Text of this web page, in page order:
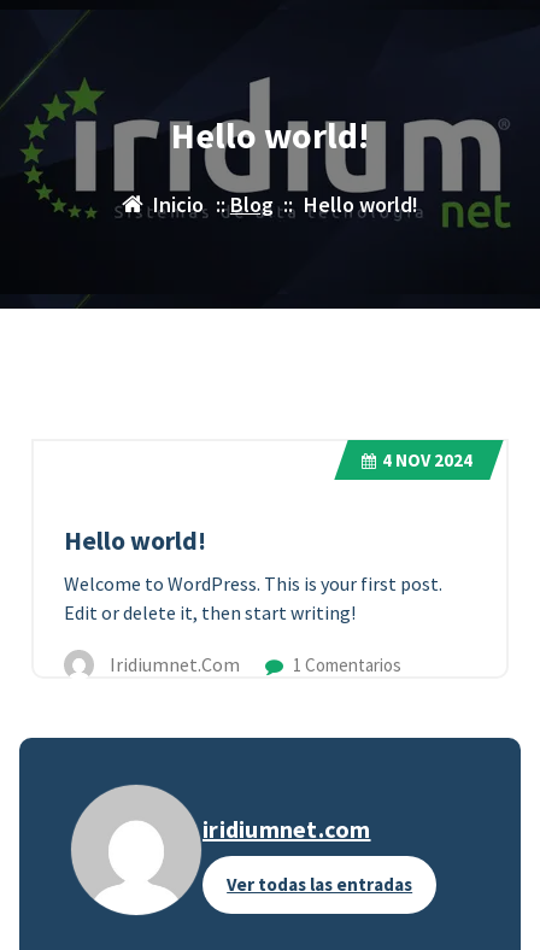
Hello world!
Inicio ::Blog:: Hello world!
Hello world!
Welcome to WordPress. This is your first post.
Edit or delete it, then start writing!
4 NOV 2024
Iridiumnet.com 1 Comentarios
iridiumnet.com
Ver todas las entradas